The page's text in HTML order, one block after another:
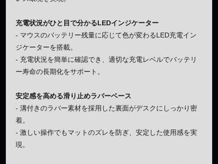
充電状況がひと目で分かるLEDインジケーター
- マウスのバッテリー残量に応じて色が変わるLED充電イン
ジケーターを搭載。
- 充電状況を簡単に確認でき、適切な充電レベルでバッテリ
ー寿命の長期化をサポート。
安定感を高める滑り止めラバーベース
- 溝付きのラバー素材を採用した裏面がデスクにしっかり密
着。
- 激しい操作でもマットのズレを防ぎ、安定した使用感を実
現。